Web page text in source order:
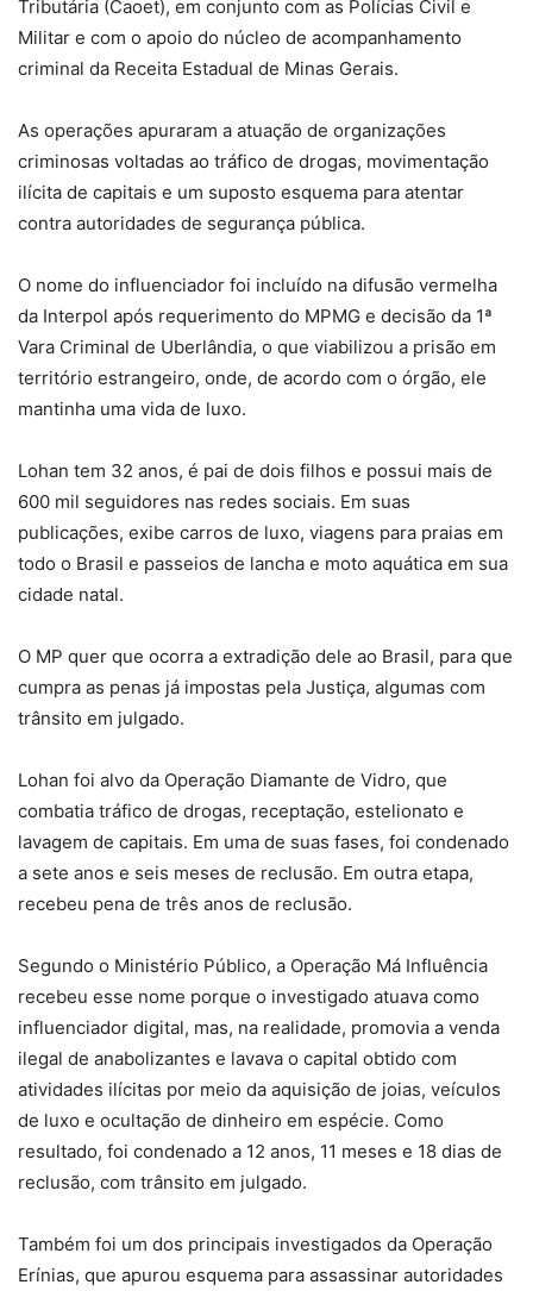
Tributária (Caoet), em conjunto com as Polícias Civil e
Militar e com o apoio do núcleo de acompanhamento
criminal da Receita Estadual de Minas Gerais.
As operações apuraram a atuação de organizações
criminosas voltadas ao tráfico de drogas, movimentação
ilícita de capitais e um suposto esquema para atentar
contra autoridades de segurança pública.
O nome do influenciador foi incluído na difusão vermelha
da Interpol após requerimento do MPMG e decisão da 1ª
Vara Criminal de Uberlândia, o que viabilizou a prisão em
território estrangeiro, onde, de acordo com o órgão, ele
mantinha uma vida de luxo.
Lohan tem 32 anos, é pai de dois filhos e possui mais de
600 mil seguidores nas redes sociais. Em suas
publicações, exibe carros de luxo, viagens para praias em
todo o Brasil e passeios de lancha e moto aquática em sua
cidade natal.
O MP quer que ocorra a extradição dele ao Brasil, para que
cumpra as penas já impostas pela Justiça, algumas com
trânsito em julgado.
Lohan foi alvo da Operação Diamante de Vidro, que
combatia tráfico de drogas, receptação, estelionato e
lavagem de capitais. Em uma de suas fases, foi condenado
a sete anos e seis meses de reclusão. Em outra etapa,
recebeu pena de três anos de reclusão.
Segundo o Ministério Público, a Operação Má Influência
recebeu esse nome porque o investigado atuava como
influenciador digital, mas, na realidade, promovia a venda
ilegal de anabolizantes e lavava o capital obtido com
atividades ilícitas por meio da aquisição de joias, veículos
de luxo e ocultação de dinheiro em espécie. Como
resultado, foi condenado a 12 anos, 11 meses e 18 dias de
reclusão, com trânsito em julgado.
Também foi um dos principais investigados da Operação
Erínias, que apurou esquema para assassinar autoridades